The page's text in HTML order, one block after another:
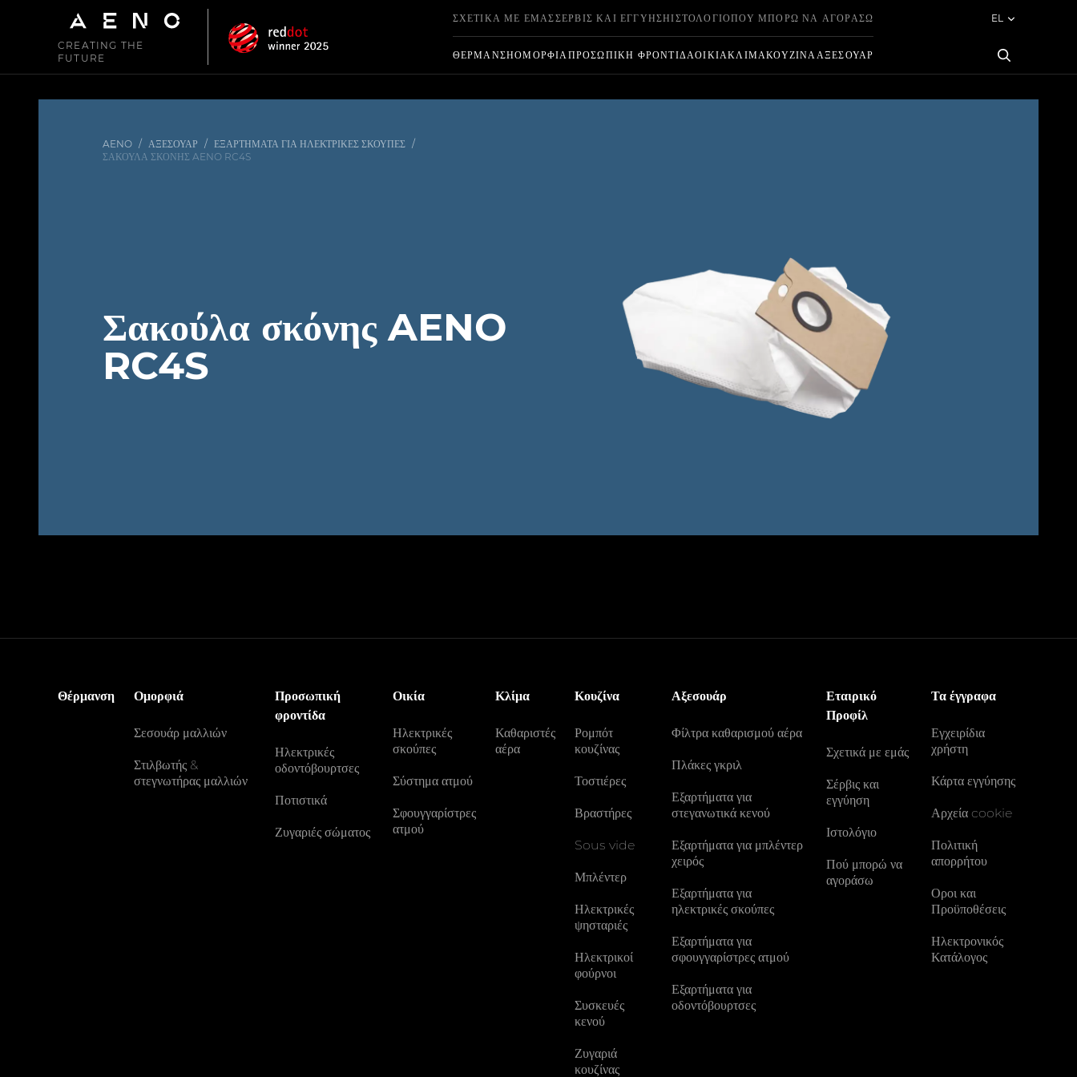
CREATING THE
FUTURE
ΣΧΕΤΙΚΆ ΜΕ ΕΜΆΣΣΈΡΒΙΣ ΚΑΙ ΕΓΓΎΗΣΗΙΣΤΟΛΌΓΙΟΠΟΎ ΜΠΟΡΏ ΝΑ ΑΓΟΡΆΣΩ
ΘΈΡΜΑΝΣΗΟΜΟΡΦΙΆΠΡΟΣΩΠΙΚΉ ΦΡΟΝΤΊΔΑΟΙΚΊΑΚΛΊΜΑΚΟΥΖΊΝΑΑΞΕΣΟΥΆΡ
EL
AENO / ΑΞΕΣΟΥΆΡ / ΕΞΑΡΤΉΜΑΤΑ ΓΙΑ ΗΛΕΚΤΡΙΚΈΣ ΣΚΟΎΠΕΣ /
ΣΑΚΟΎΛΑ ΣΚΌΝΗΣ AENO RC4S
Σακούλα σκόνης AENO
RC4S
Θέρμανση Ομορφιά
Σεσουάρ μαλλιών
Στιλβωτής &
στεγνωτήρας μαλλιών
Προσωπική
φροντίδα
Ηλεκτρικές
οδοντόβουρτσες
Ποτιστικά
Ζυγαριές σώματος
Οικία
Ηλεκτρικές
σκούπες
Σύστημα ατμού
Σφουγγαρίστρες
ατμού
Κλίμα
Καθαριστές
αέρα
Κουζίνα
Ρομπότ
κουζίνας
Τοστιέρες
Βραστήρες
Sous vide
Μπλέντερ
Ηλεκτρικές
ψησταριές
Ηλεκτρικοί
φούρνοι
Συσκευές
κενού
Ζυγαριά
κουζίνας
Αξεσουάρ
Φίλτρα καθαρισμού αέρα
Πλάκες γκριλ
Εξαρτήματα για
στεγανωτικά κενού
Εξαρτήματα για μπλέντερ
χειρός
Εξαρτήματα για
ηλεκτρικές σκούπες
Εξαρτήματα για
σφουγγαρίστρες ατμού
Εξαρτήματα για
οδοντόβουρτσες
Εταιρικό
Προφίλ
Σχετικά με εμάς
Σέρβις και
εγγύηση
Ιστολόγιο
Πού μπορώ να
αγοράσω
Τα έγγραφα
Εγχειρίδια
χρήστη
Κάρτα εγγύησης
Αρχεία cookie
Πολιτική
απορρήτου
Οροι και
Προϋποθέσεις
Ηλεκτρονικός
Κατάλογος